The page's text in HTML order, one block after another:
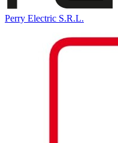
Perry Electric S.R.L.